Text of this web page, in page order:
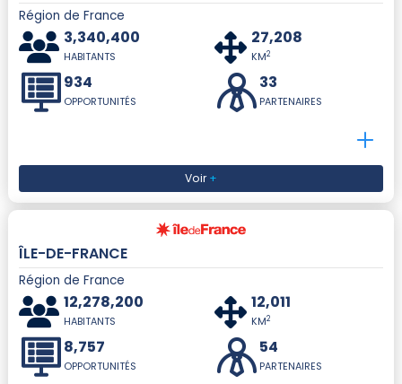
Région de France
3,340,400
HABITANTS
27,208
KM2
934
OPPORTUNITÉS
33
PARTENAIRES
Voir+
ÎLE-DE-FRANCE
Région de France
12,278,200
HABITANTS
12,011
KM2
8,757
OPPORTUNITÉS
54
PARTENAIRES